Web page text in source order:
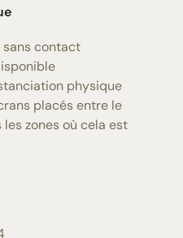
contact
physique
placés entre le
zones où cela est